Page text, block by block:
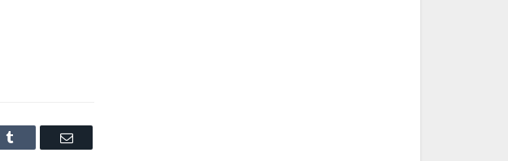
Tumblr Email